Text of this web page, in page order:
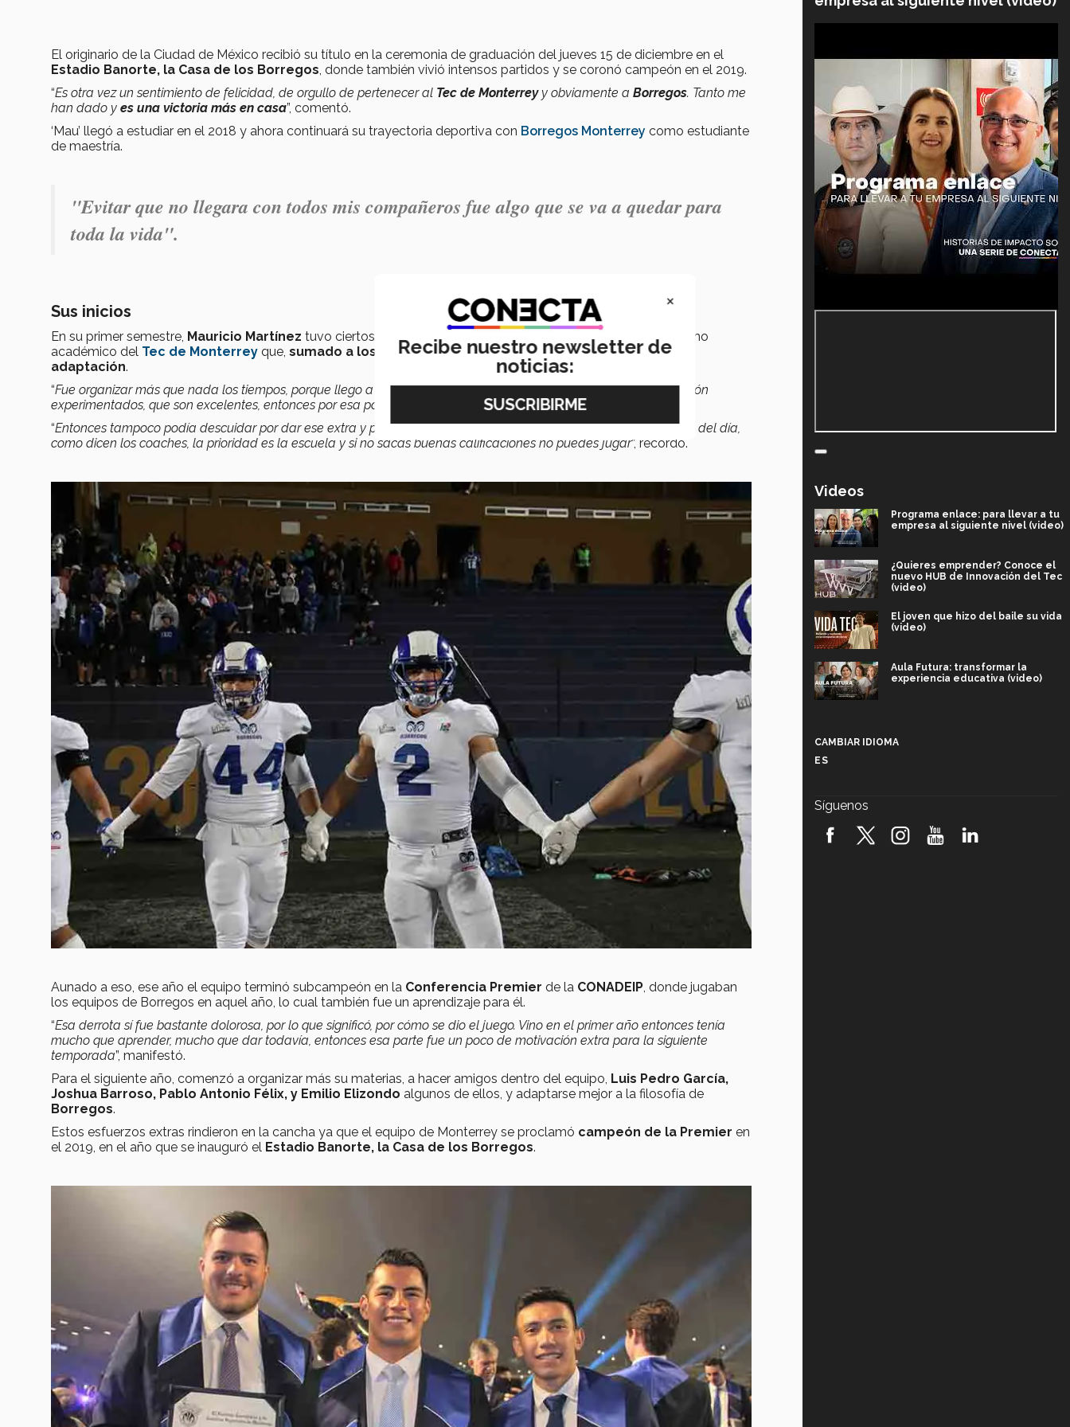
El originario de la Ciudad de México recibió su título en la ceremonia de graduación del jueves 15 de diciembre en el
Estadio Banorte, la Casa de los Borregos , donde también vivió intensos partidos y se coronó campeón en el 2019.
“Es otra vez un sentimiento de felicidad, de orgullo de pertenecer al Tec de Monterreyy obviamente a Borregos. Tanto me
han dado y es una victoria más en casa”, comentó.
‘Mau’ llegó a estudiar en el 2018 y ahora continuará su trayectoria deportiva con Borregos Monterrey como estudiante
de maestría.
"Evitar que no llegara con todos mis compañeros fue algo que se va a quedar para
toda la vida".
Sus inicios
En su primer semestre, Mauricio Martínez tuvo ciertos contratiempos ya que no estaba acostumbrado al ritmo
académico del Tec de Monterrey que, sumado a los entrenamientos y a ser foráneo, le fue difícil la
adaptación.
“Fue organizar más que nada los tiempos, porque llego a un programa, el mejor de México, jugadores en mi posición
experimentados, que son excelentes, entonces por esa parte tenía dar un extra en el campo, en el gimnasio
“Entonces tampoco podía descuidar por dar ese extra y por querer competir la parte de la escuela, porque el final del día,
como dicen los coaches, la prioridad es la escuela y si no sacas buenas calificaciones no puedes jugar”, recordó.
Aunado a eso, ese año el equipo terminó subcampeón en la Conferencia Premier de la CONADEIP, donde jugaban
los equipos de Borregos en aquel año, lo cual también fue un aprendizaje para él.
“Esa derrota sí fue bastante dolorosa, por lo que significó, por cómo se dio el juego. Vino en el primer año entonces tenía
mucho que aprender, mucho que dar todavía, entonces esa parte fue un poco de motivación extra para la siguiente
temporada”, manifestó.
Para el siguiente año, comenzó a organizar más su materias, a hacer amigos dentro del equipo, Luis Pedro García,
Joshua Barroso, Pablo Antonio Félix, y Emilio Elizondo algunos de ellos, y adaptarse mejor a la filosofía de
Borregos.
Estos esfuerzos extras rindieron en la cancha ya que el equipo de Monterrey se proclamó campeón de la Premier en
el 2019, en el año que se inauguró el Estadio Banorte, la Casa de los Borregos.
Videos
Programa enlace: para llevar a tu
empresa al siguiente nivel (video)
¿Quieres emprender? Conoce el
nuevo HUB de Innovación del Tec
(video)
El joven que hizo del baile su vida
(video)
Aula Futura: transformar la
experiencia educativa (video)
robótica FIRST 2026! (video)
CAMBIAR IDIOMA
ES
Síguenos
×
Recibe nuestro newsletter de
noticias: